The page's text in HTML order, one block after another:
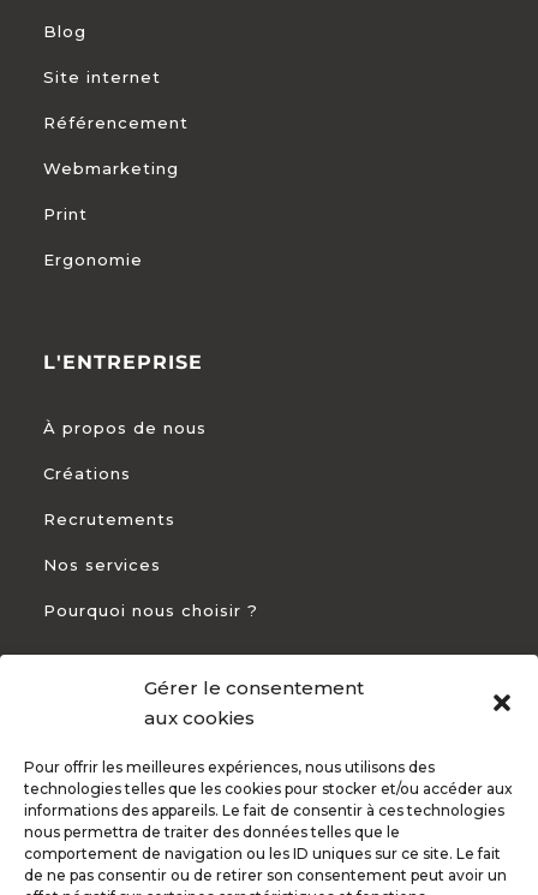
Gérer le consentement
aux cookies
Pour offrir les meilleures expériences, nous utilisons des
technologies telles que les cookies pour stocker et/ou accéder aux
informations des appareils. Le fait de consentir à ces technologies
nous permettra de traiter des données telles que le
comportement de navigation ou les ID uniques sur ce site. Le fait
de ne pas consentir ou de retirer son consentement peut avoir un
Blog
Site internet
Référencement
Webmarketing
Print
Ergonomie
L'ENTREPRISE
À propos de nous
Créations
Recrutements
Nos services
Pourquoi nous choisir ?
CONTACT
 +33 5 54 54 93 94
 82 Rte de Bayonne 31300 Toulouse